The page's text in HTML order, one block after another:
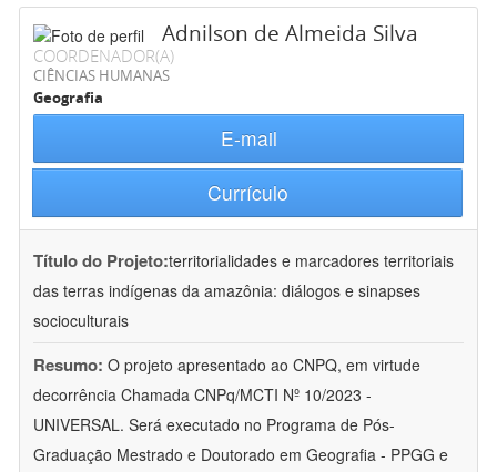
Adnilson de Almeida Silva
COORDENADOR(A)
CIÊNCIAS HUMANAS
Geografia
E-mail
Currículo
Título do Projeto:territorialidades e marcadores territoriais
das terras indígenas da amazônia: diálogos e sinapses
socioculturais
Resumo: O projeto apresentado ao CNPQ, em virtude
decorrência Chamada CNPq/MCTI Nº 10/2023 -
UNIVERSAL. Será executado no Programa de Pós-
Graduação Mestrado e Doutorado em Geografia - PPGG e